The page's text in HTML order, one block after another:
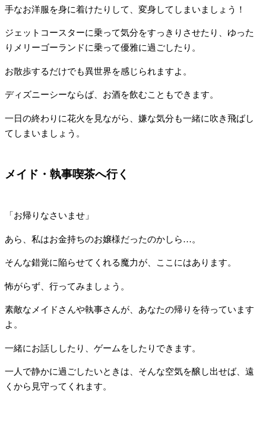
手なお洋服を身に着けたりして、変身してしまいましょう！
ジェットコースターに乗って気分をすっきりさせたり、ゆった
りメリーゴーランドに乗って優雅に過ごしたり。
お散歩するだけでも異世界を感じられますよ。
ディズニーシーならば、お酒を飲むこともできます。
一日の終わりに花火を見ながら、嫌な気分も一緒に吹き飛ばし
てしまいましょう。
メイド・執事喫茶へ行く
「お帰りなさいませ」
あら、私はお金持ちのお嬢様だったのかしら…。
そんな錯覚に陥らせてくれる魔力が、ここにはあります。
怖がらず、行ってみましょう。
素敵なメイドさんや執事さんが、あなたの帰りを待っています
よ。
一緒にお話ししたり、ゲームをしたりできます。
一人で静かに過ごしたいときは、そんな空気を醸し出せば、遠
くから見守ってくれます。